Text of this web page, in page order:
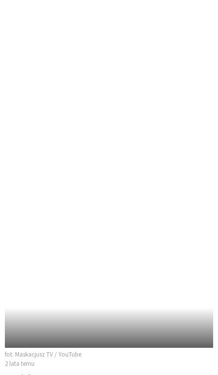
fot. Maskacjusz TV / YouTube
2 lata temu